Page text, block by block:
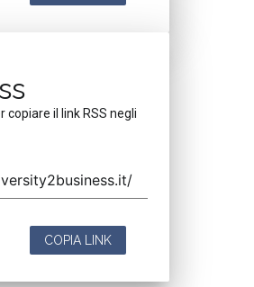
copiare il link RSS negli
COPIA LINK